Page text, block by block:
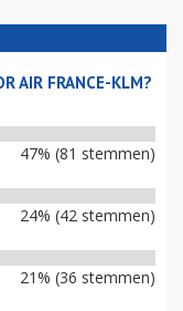
AIR FRANCE-KLM?
47% (81 stemmen)
24% (42 stemmen)
21% (36 stemmen)